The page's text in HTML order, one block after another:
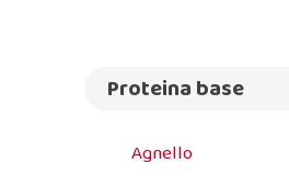
Proteina base
Agnello